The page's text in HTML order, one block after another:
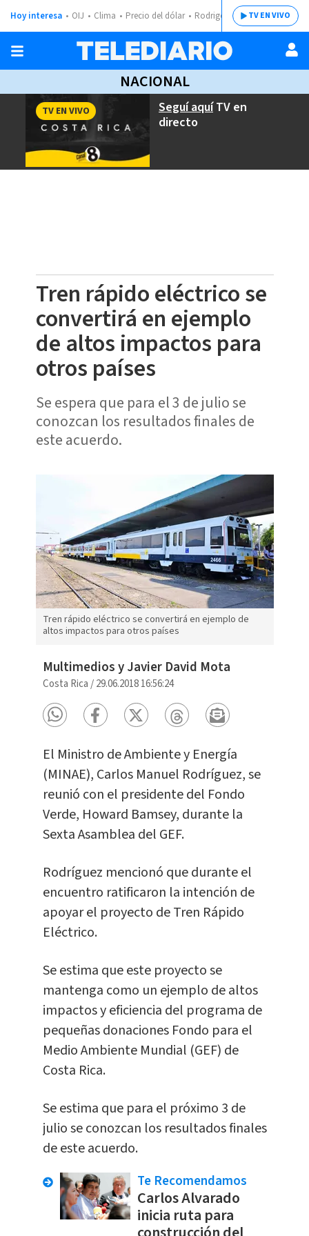
Hoy interesa OIJ Clima Precio del dólar Rodrigo ChavesTV EN VIVO
NACIONAL
Seguí aquíTV en
directo
TV EN VIVO
Tren rápido eléctrico se
convertirá en ejemplo
de altos impactos para
otros países
Se espera que para el 3 de julio se
conozcan los resultados finales de
este acuerdo.
Tren rápido eléctrico se convertirá en ejemplo de
altos impactos para otros países
Multimedios y Javier David Mota
Costa Rica /29.06.2018 16:56:24
El Ministro de Ambiente y Energía
(MINAE), Carlos Manuel Rodríguez, se
reunió con el presidente del Fondo
Verde, Howard Bamsey, durante la
Sexta Asamblea del GEF.
Rodríguez mencionó que durante el
encuentro ratificaron la intención de
apoyar el proyecto de Tren Rápido
Eléctrico.
Se estima que este proyecto se
mantenga como un ejemplo de altos
impactos y eficiencia del programa de
pequeñas donaciones Fondo para el
Medio Ambiente Mundial (GEF) de
Costa Rica.
Se estima que para el próximo 3 de
julio se conozcan los resultados finales
de este acuerdo.
Te Recomendamos
Carlos Alvarado
inicia ruta para